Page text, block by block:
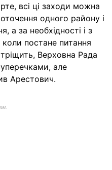
всі ці заходи можна
одного району і
а за необхідності і з
постане питання
Верховна Рада
але
Арестович.